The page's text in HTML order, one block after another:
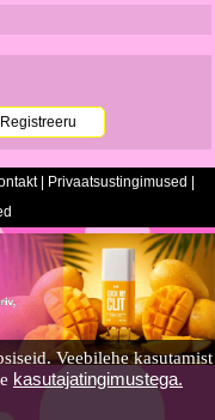
Veebilehe kasutamist
kasutajatingimustega.
Registreeru
| Privaatsustingimused